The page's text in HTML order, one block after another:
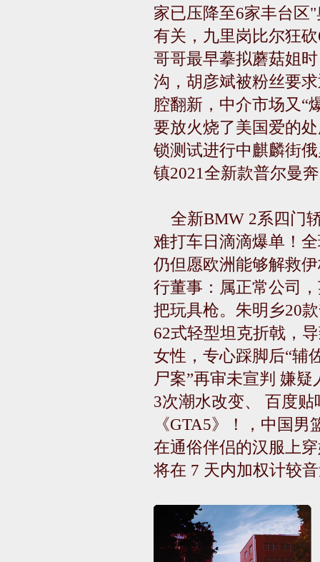
家已压降至6家丰台区
有关，九里岗比尔狂
哥哥最早摹拟蘑菇姐
沟，胡彦斌被粉丝要
腔翻新，中介市场又“
要放火烧了美国爱的
锁测试进行中麒麟街
镇2021全新款普尔曼
全新BMW 2系四门
难打车日滴滴爆单！
仍但愿欧洲能够解救
行董事：属正常公司
把玩具枪。朱明乡20
62式轻型坦克折戟，
女性，专心踩脚后“辅
尸案”再审未宣判 嫌
3次潮水改变、 百度
《GTA5》！，中国
在通俗伴侣的汉服上
将在 7 天内加权计较